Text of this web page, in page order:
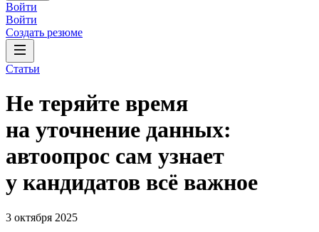
Войти
Войти
Создать резюме
Статьи
Не теряйте время
на уточнение данных:
автоопрос сам узнает
у кандидатов всё важное
3 октября 2025